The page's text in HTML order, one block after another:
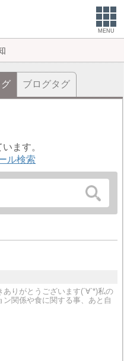
MENU
ブログタグ
ます。
ル検索
りがとうございます(´∀`*)私の
ン関係や食に関する事、あと自